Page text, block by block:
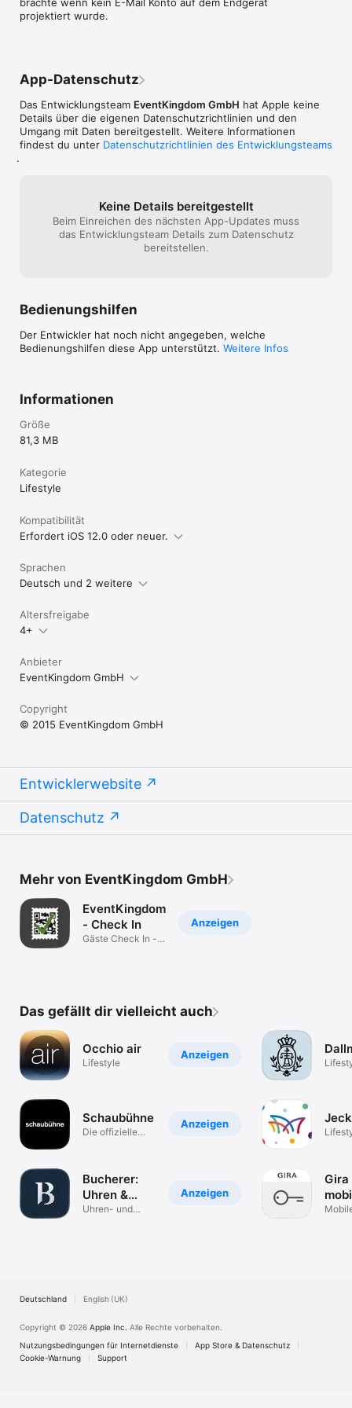
EventKingdom online Karten und Einladungen empfangen:
* Einfacher Zugang zu Ihrer Online Post
* Nachrichten an Ihre Gastgeber versenden
* Veranstaltungsorte auf Landkarte einfach finden
* Hotel-, Geschenkelisten etc. bequem ansehen
* Eventdatum einfach in Kalender speichern
* Fotos Ihres Events jederzeit genießen und mit Gästen teilen
Fragen, Feedback oder Probleme? Bitte kontaktieren Sie uns:
EventKingdom GmbH
Eichenallee 32
14050 Berlin
Patrick von Ribbentrop
Handelsregister:
Die EventKingdom GmbH ist beim Handelsregister Berlin-
Charlottenburg eingetragen.
projektiert wurde.
App-Datenschutz
Das Entwicklungsteam EventKingdom GmbH hat Apple keine
Details über die eigenen Datenschutzrichtlinien und den
Umgang mit Daten bereitgestellt. Weitere Informationen
findest du unter Datenschutzrichtlinien des Entwicklungsteams
.
Keine Details bereitgestellt
Beim Einreichen des nächsten App-Updates muss
das Entwicklungsteam Details zum Datenschutz
bereitstellen.
Bedienungshilfen
Der Entwickler hat noch nicht angegeben, welche
Bedienungshilfen diese App unterstützt. Weitere Infos
Informationen
Größe
81,3 MB
Kategorie
Lifestyle
Kompatibilität
Erfordert iOS 12.0 oder neuer.
Sprachen
Deutsch und 2 weitere
Altersfreigabe
4+
Anbieter
EventKingdom GmbH
Copyright
© 2015 EventKingdom GmbH
Entwicklerwebsite
Datenschutz
Mehr von EventKingdom GmbH
Anzeigen
EventKingdom
- Check In
Gäste Check In -
Das gefällt dir vielleicht auch
Anzeigen
Occhio air
Lifestyle
Anzeigen
Schaubühne
Die offizielle
Anzeigen
Bucherer:
Uhren &
Schmuck
Uhren- und
Gira
Deutschland English (UK)
Copyright © 2026 Apple Inc. Alle Rechte vorbehalten.
Nutzungsbedingungen für Internetdienste
App Store & Datenschutz
Cookie-Warnung
Support